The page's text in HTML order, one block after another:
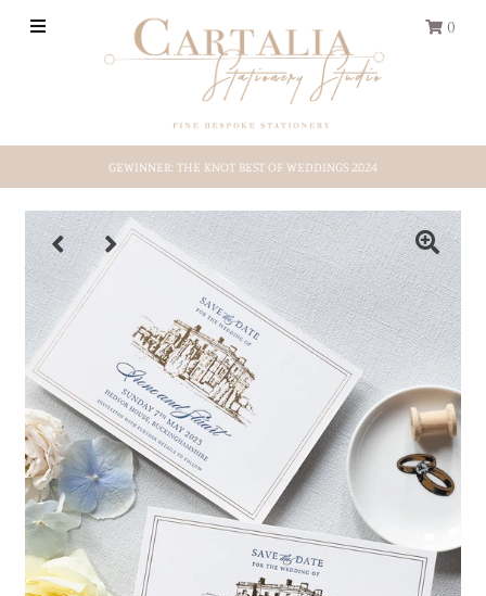
HOCHZEITS-PAPETERIE
REISEPASS
Save-the-Date
Shop by Style
Etsy-Shop
ÜBER UNS
EINLOGGEN/REGISTRIEREN
0
Mein Einkaufswagen
0
GEWINNER: THE KNOT BEST OF WEDDINGS 2024
Wiedergabe